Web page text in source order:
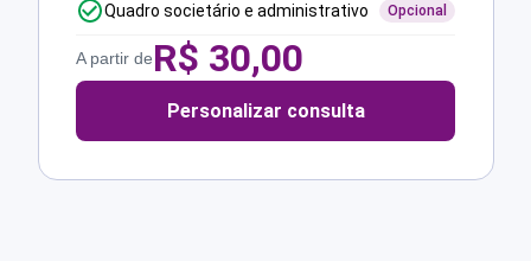
Quadro societário e administrativo Opcional
A partir deR$ 30,00
Personalizar consulta